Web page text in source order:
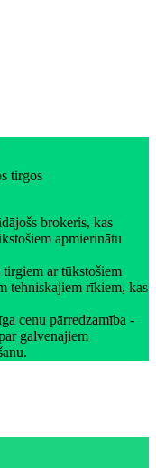
tirgos
brokeris, kas
apmierinātu
ar tūkstošiem
tehniskajiem rīkiem, kas
cenu pārredzamība -
galvenajiem